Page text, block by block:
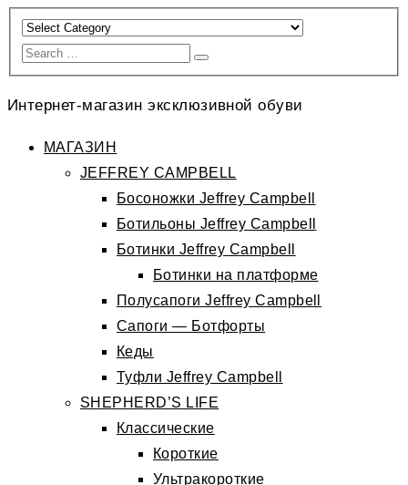
Интернет-магазин эксклюзивной обуви
МАГАЗИН
JEFFREY CAMPBELL
Босоножки Jeffrey Campbell
Ботильоны Jeffrey Campbell
Ботинки Jeffrey Campbell
Ботинки на платформе
Полусапоги Jeffrey Campbell
Сапоги — Ботфорты
Кеды
Туфли Jeffrey Campbell
SHEPHERD’S LIFE
Классические
Короткие
Ультракороткие